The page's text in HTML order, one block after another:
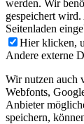
werden. Wir
gespeichert
Seitenladen
Hier klicken,
Andere externe
Wir nutzen auch
Webfonts,
Anbieter
speichern,